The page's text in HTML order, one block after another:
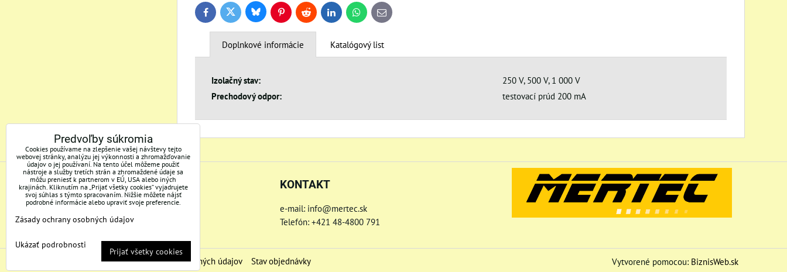
FacebookTwitter BlueskyPinterestReddit LinkedInWhatsApp
E-
mail
Doplnkové informácie Katalógový list
Izolačný stav:
250 V, 500 V, 1 000 V
Prechodový odpor:
testovací prúd 200 mA
ADRESA
Mertec, s.r.o.
Bakossova 3/C
KONTAKT
e-mail: info@mertec.sk
Telefón: +421 48-4800 791
Predvoľby súkromia Zásady ochrany osobných údajov Stav objednávky Vytvorené pomocou: BiznisWeb.sk
Predvoľby súkromia
Cookies používame na zlepšenie vašej návštevy tejto
webovej stránky, analýzu jej výkonnosti a zhromažďovanie
údajov o jej používaní. Na tento účel môžeme použiť
nástroje a služby tretích strán a zhromaždené údaje sa
môžu preniesť k partnerom v EÚ, USA alebo iných
krajinách. Kliknutím na „Prijať všetky cookies“ vyjadrujete
svoj súhlas s týmto spracovaním. Nižšie môžete nájsť
podrobné informácie alebo upraviť svoje preferencie.
Zásady ochrany osobných údajov
Ukázať podrobnosti
Prijať všetky cookies